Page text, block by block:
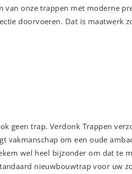
van onze trappen met moderne
doorvoeren. Dat is maatwerk
geen trap. Verdonk Trappen
vakmanschap om een oude
wel heel bijzonder om dat te
nieuwbouwtrap voor uw